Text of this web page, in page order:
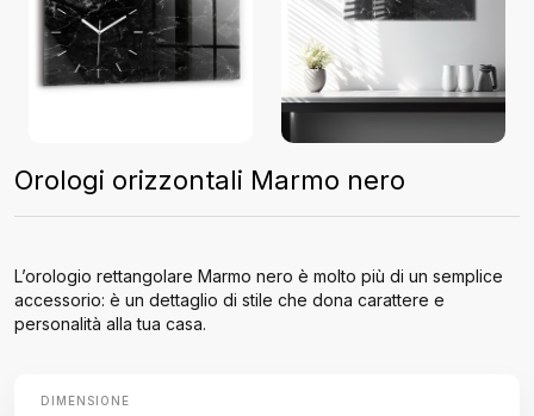
Orologi orizzontali Marmo nero
L’orologio rettangolare Marmo nero è molto più di un semplice
accessorio: è un dettaglio di stile che dona carattere e
personalità alla tua casa.
DIMENSIONE